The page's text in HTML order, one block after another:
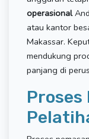
operasional
atau kantor
Makassar.
mendukung
panjang di
Proses